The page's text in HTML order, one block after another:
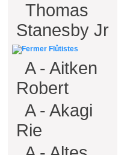
Thomas
Stanesby Jr
Flûtistes
A - Aitken
Robert
A - Akagi
Rie